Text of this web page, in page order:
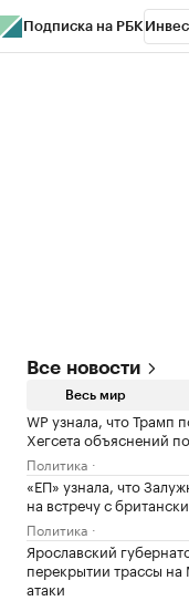
Подписка на РБК
Все новости
Весь мир
WP узнала, что Трамп
Хегсета объяснений
Политика
«ЕП» узнала, что
на встречу с
Политика
Ярославский
перекрытии трассы на
атаки